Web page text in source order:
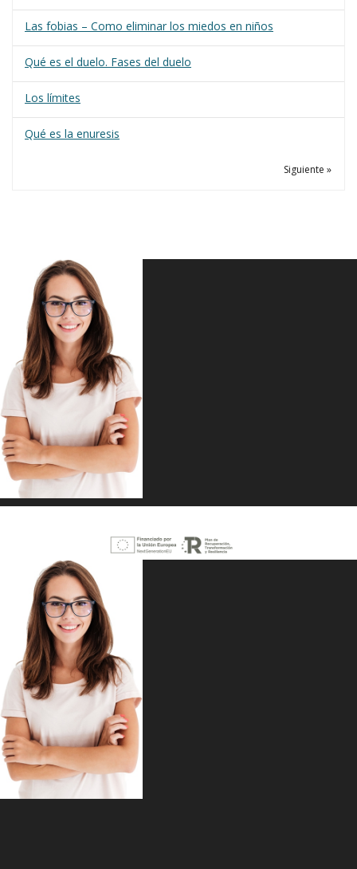
Las fobias – Como eliminar los miedos en niños
Qué es el duelo. Fases del duelo
Los límites
Qué es la enuresis
Siguiente »